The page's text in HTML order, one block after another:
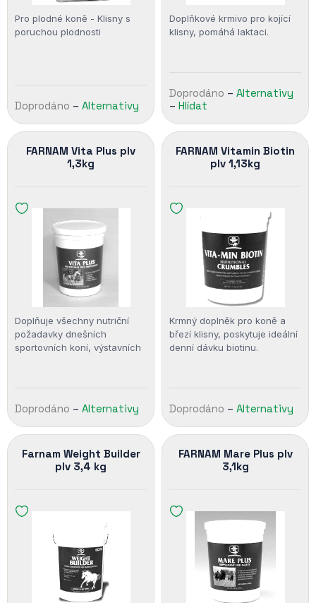
Pro plodné koně - Klisny s
poruchou plodnosti
Doprodáno – Alternativy
Doplňkové krmivo pro kojící
klisny, pomáhá laktaci.
Doprodáno – Alternativy
– Hlídat
FARNAM Vita Plus plv
1,3kg
Doplňuje všechny nutriční
požadavky dnešních
sportovních koní, výstavních
Doprodáno – Alternativy
FARNAM Vitamin Biotin
plv 1,13kg
Krmný doplněk pro koně a
březí klisny, poskytuje ideální
denní dávku biotinu.
Doprodáno – Alternativy
Farnam Weight Builder
plv 3,4 kg
FARNAM Mare Plus plv
3,1kg